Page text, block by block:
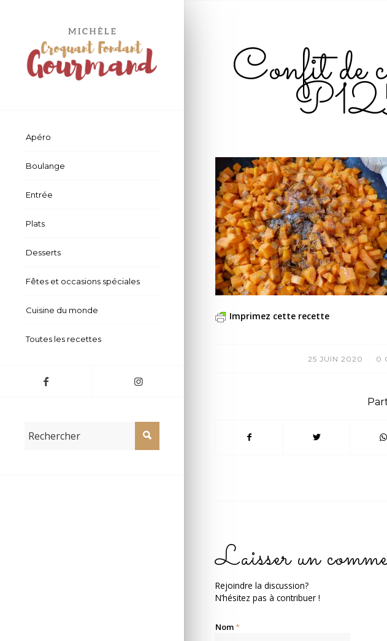
Apéro
Boulange
Entrée
Plats
Desserts
Fêtes et occasions spéciales
Cuisine du monde
Toutes les recettes
Confit de
Imprimez cette recette
25 JUIN 2020
/ 0
Laisser un
Rejoindre la discussion?
N’hésitez pas à contribuer !
Nom*